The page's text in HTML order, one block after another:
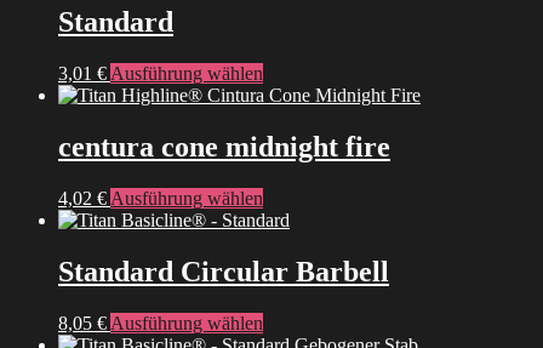
Standard
3,01 € Ausführung wählen
Produkt
mehrere
Varianten
Die
Optionen
auf
der
Produktseite
gewählt
centura cone midnight fire
4,02 € Ausführung wählen
Produkt
mehrere
Varianten
Die
Standard Circular Barbell
8,05 € Ausführung wählen
Produkt